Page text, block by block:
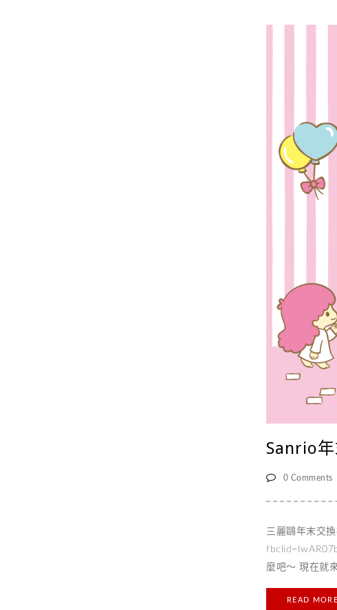
Sanrio
0 Comments
三麗鷗年末交
麼吧～ 現在就
READ MORE